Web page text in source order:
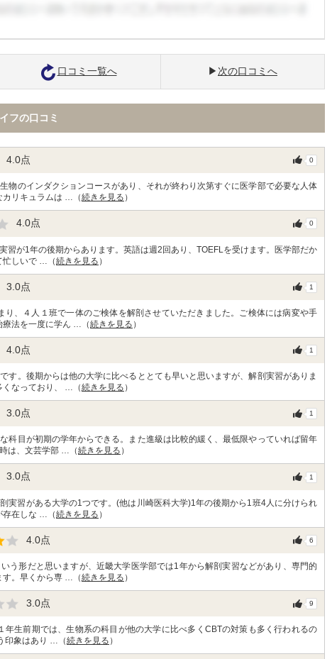
口コミ一覧へ 次の口コミへ
フの口コミ
4.0点 0
物のインダクションコースがあり、それが終わり次第すぐに医学部で必要な人体
カリキュラムは …（続きを見る ）
4.0点 0
習が1年の後期からあります。英語は週2回あり、TOEFLを受けます。医学部だか
忙しいで …（続きを見る ）
3.0点 1
り、４人１班で一体のご検体を解剖させていただきました。ご検体には病変や手
療法を一度に学ん …（続きを見る ）
4.0点 1
す。後期からは他の大学に比べるととても早いと思いますが、解剖実習がありま
くなっており、 …（続きを見る ）
3.0点 1
科目が初期の学年からできる。また進級は比較的緩く、最低限やっていれば留年
は、文芸学部 …（続きを見る ）
3.0点 1
実習がある大学の1つです。(他は川崎医科大学)1年の後期から1班4人に分けられ
存在しな …（続きを見る ）
4.0点 6
う形だと思いますが、近畿大学医学部では1年から解剖実習などがあり、専門的
す。早くから専 …（続きを見る ）
3.0点 9
年生前期では、生物系の科目が他の大学に比べ多くCBTの対策も多く行われるの
印象はあり …（続きを見る ）